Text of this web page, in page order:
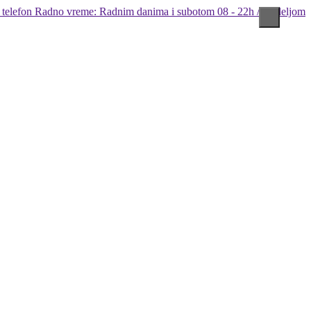
Radno vreme: Radnim danima i subotom 08 - 22h / Nedeljom